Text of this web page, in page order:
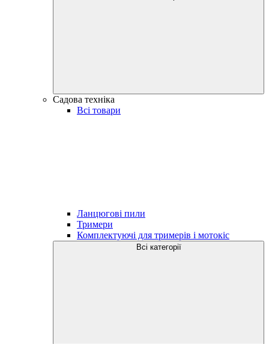
Садова техніка
Всі товари
Ланцюгові пили
Тримери
Комплектуючі для тримерів і мотокіс
Всі категорії